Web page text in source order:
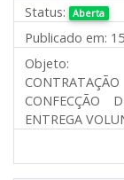
Status: Aberta
Publicado em:
Objeto:
CONFECÇÃO
ENTREGA